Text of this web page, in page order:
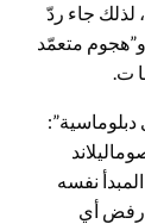
لذلك جاء ردّ
متعمّد
ت.
نفسه
رفض أي